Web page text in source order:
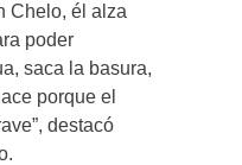
Chelo, él alza
poder
saca la basura,
porque el
destacó